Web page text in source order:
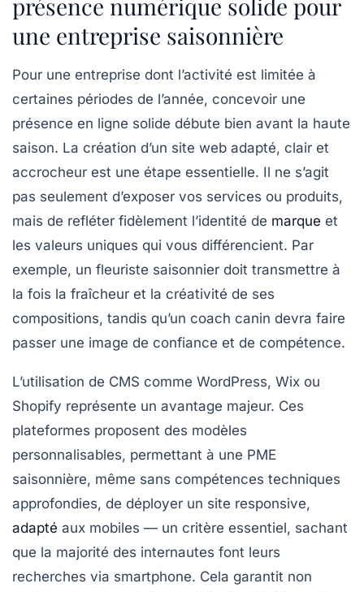
présence numérique solide pour
une entreprise saisonnière
Pour une entreprise dont l’activité est limitée à
certaines périodes de l’année, concevoir une
présence en ligne solide débute bien avant la haute
saison. La création d’un site web adapté, clair et
accrocheur est une étape essentielle. Il ne s’agit
pas seulement d’exposer vos services ou produits,
mais de refléter fidèlement l’identité de marque et
les valeurs uniques qui vous différencient. Par
exemple, un fleuriste saisonnier doit transmettre à
la fois la fraîcheur et la créativité de ses
compositions, tandis qu’un coach canin devra faire
passer une image de confiance et de compétence.
L’utilisation de CMS comme WordPress, Wix ou
Shopify représente un avantage majeur. Ces
plateformes proposent des modèles
personnalisables, permettant à une PME
saisonnière, même sans compétences techniques
approfondies, de déployer un site responsive,
adapté aux mobiles — un critère essentiel, sachant
que la majorité des internautes font leurs
recherches via smartphone. Cela garantit non